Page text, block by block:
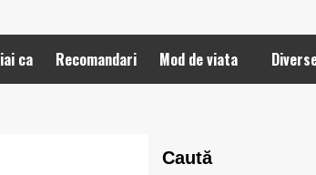
ca Recomandari Mod de viata
Caută